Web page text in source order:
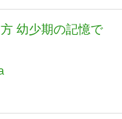
幼少期の記憶で